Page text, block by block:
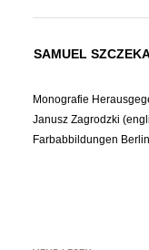
SAMUEL
Monografie
Janusz Zagrodzki
Farbabbildungen